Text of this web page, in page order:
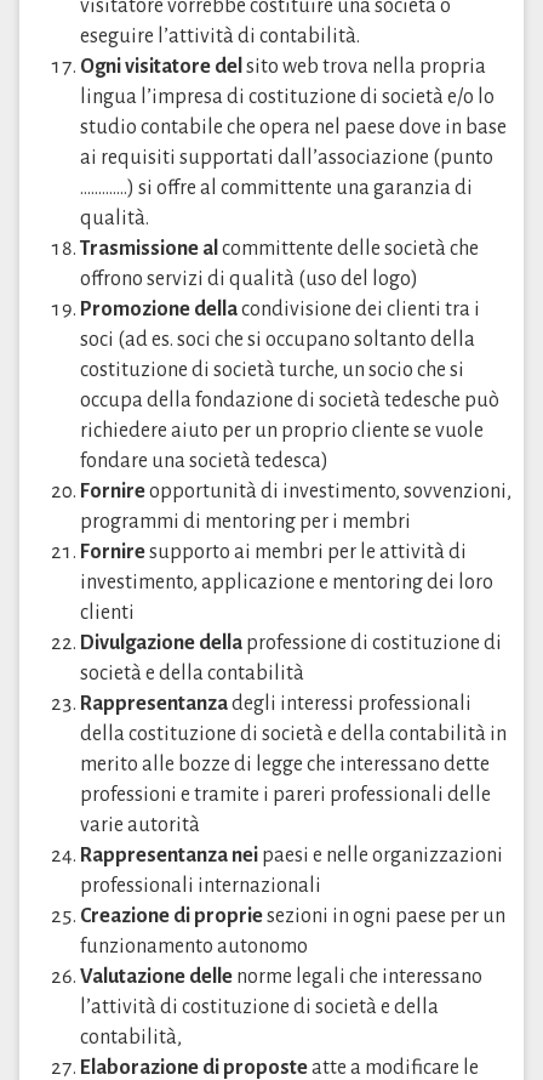
visitatore vorrebbe costituire una società o
eseguire l’attività di contabilità.
Ogni visitatore del sito web trova nella propria
lingua l’impresa di costituzione di società e/o lo
studio contabile che opera nel paese dove in base
ai requisiti supportati dall’associazione (punto
………….) si offre al committente una garanzia di
qualità.
Trasmissione al committente delle società che
offrono servizi di qualità (uso del logo)
Promozione dellacondivisione dei clienti tra i
soci (ad es. soci che si occupano soltanto della
costituzione di società turche, un socio che si
occupa della fondazione di società tedesche può
richiedere aiuto per un proprio cliente se vuole
fondare una società tedesca)
Fornireopportunità di investimento, sovvenzioni,
programmi di mentoring per i membri
Forniresupporto ai membri per le attività di
investimento, applicazione e mentoring dei loro
clienti
Divulgazione della professione di costituzione di
società e della contabilità
Rappresentanzadegli interessi professionali
della costituzione di società e della contabilità in
merito alle bozze di legge che interessano dette
professioni e tramite i pareri professionali delle
varie autorità
Rappresentanza nei paesi e nelle organizzazioni
professionali internazionali
Creazione di propriesezioni in ogni paese per un
funzionamento autonomo
Valutazione delle norme legali che interessano
l’attività di costituzione di società e della
contabilità,
Elaborazione di proposteatte a modificare le